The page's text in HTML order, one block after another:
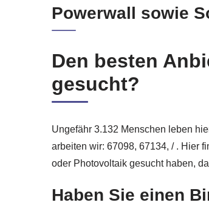
Powerwall sowie
Den besten
gesucht?
Ungefähr 3.132 Menschen leben
arbeiten wir: 67098, 67134, / . Hier
oder Photovoltaik gesucht haben,
Haben Sie einen